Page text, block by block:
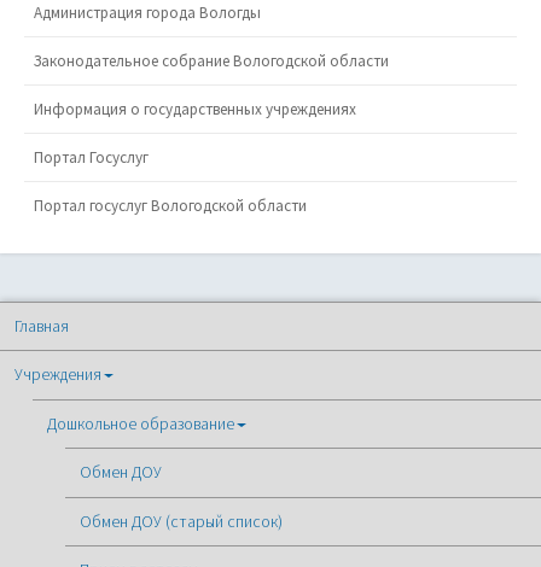
Администрация города Вологды
Законодательное собрание Вологодской области
Информация о государственных учреждениях
Портал Госуслуг
Портал госуслуг Вологодской области
Главная
Учреждения
Дошкольное образование
Обмен ДОУ
Обмен ДОУ (старый список)